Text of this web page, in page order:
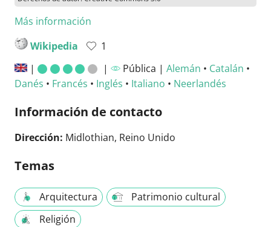
Más información
Wikipedia
1
|
| Pública | Alemán • Catalán •
Danés • Francés • Inglés • Italiano • Neerlandés
Información de contacto
Dirección: Midlothian, Reino Unido
Temas
Arquitectura
Patrimonio cultural
Religión